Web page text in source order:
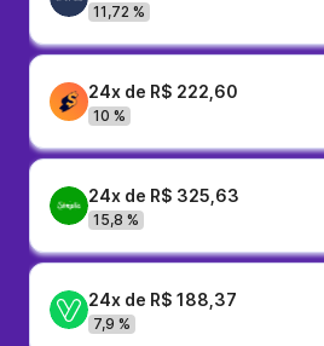
11,72 %
24x de R$ 222,60
10 %
24x de R$ 325,63
15,8 %
24x de R$ 188,37
7,9 %